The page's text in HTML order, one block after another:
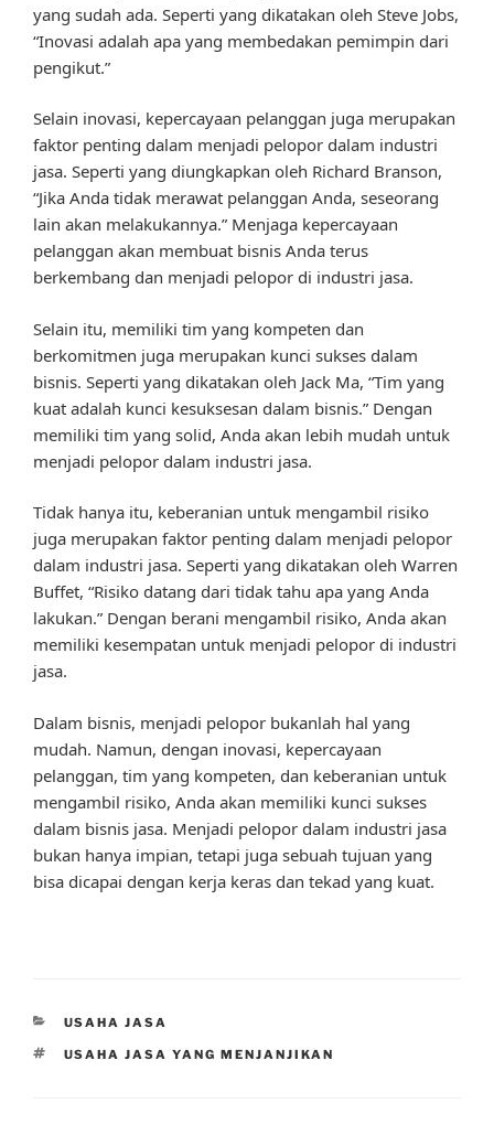
yang sudah ada. Seperti yang dikatakan oleh Steve Jobs,
“Inovasi adalah apa yang membedakan pemimpin dari
pengikut.”
Selain inovasi, kepercayaan pelanggan juga merupakan
faktor penting dalam menjadi pelopor dalam industri
jasa. Seperti yang diungkapkan oleh Richard Branson,
“Jika Anda tidak merawat pelanggan Anda, seseorang
lain akan melakukannya.” Menjaga kepercayaan
pelanggan akan membuat bisnis Anda terus
berkembang dan menjadi pelopor di industri jasa.
Selain itu, memiliki tim yang kompeten dan
berkomitmen juga merupakan kunci sukses dalam
bisnis. Seperti yang dikatakan oleh Jack Ma, “Tim yang
kuat adalah kunci kesuksesan dalam bisnis.” Dengan
memiliki tim yang solid, Anda akan lebih mudah untuk
menjadi pelopor dalam industri jasa.
Tidak hanya itu, keberanian untuk mengambil risiko
juga merupakan faktor penting dalam menjadi pelopor
dalam industri jasa. Seperti yang dikatakan oleh Warren
Buffet, “Risiko datang dari tidak tahu apa yang Anda
lakukan.” Dengan berani mengambil risiko, Anda akan
memiliki kesempatan untuk menjadi pelopor di industri
jasa.
Dalam bisnis, menjadi pelopor bukanlah hal yang
mudah. Namun, dengan inovasi, kepercayaan
pelanggan, tim yang kompeten, dan keberanian untuk
mengambil risiko, Anda akan memiliki kunci sukses
dalam bisnis jasa. Menjadi pelopor dalam industri jasa
bukan hanya impian, tetapi juga sebuah tujuan yang
bisa dicapai dengan kerja keras dan tekad yang kuat.
CATEGORIES
USAHA JASA
TAGS
USAHA JASA YANG MENJANJIKAN